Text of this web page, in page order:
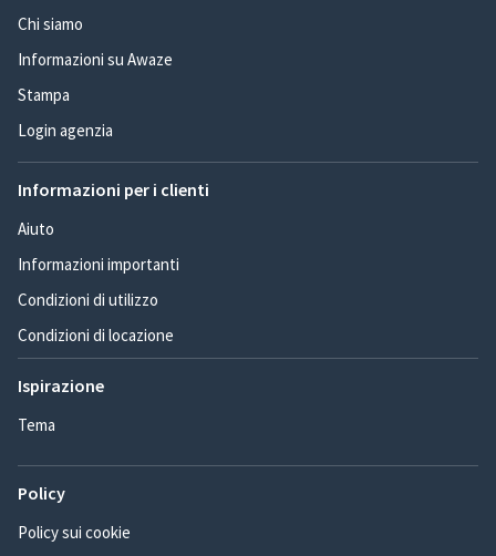
Chi siamo
Informazioni su Awaze
Stampa
Login agenzia
Informazioni per i clienti
Aiuto
Informazioni importanti
Condizioni di utilizzo
Condizioni di locazione
Ispirazione
Tema
Policy
Policy sui cookie